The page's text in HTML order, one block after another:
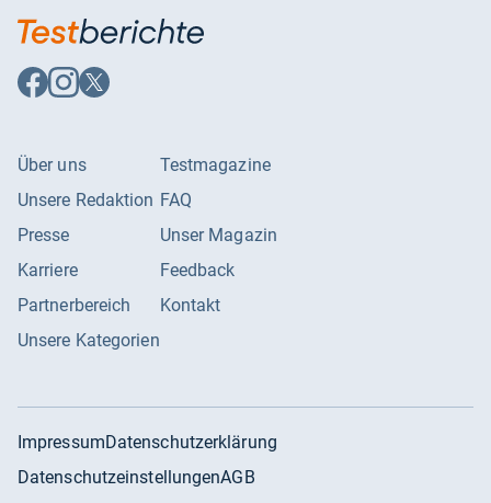
Auf
Facebook
Auf
Instagram
Auf
X
Über uns
Unsere Redaktion
Presse
Karriere
Partnerbereich
Unsere Kategorien
Testmagazine
FAQ
Unser Magazin
Feedback
Kontakt
ImpressumDatenschutzerklärung
DatenschutzeinstellungenAGB